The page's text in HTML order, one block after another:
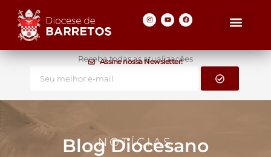
Assine nossa Newsletter!
Receba todas as atualizações
NOTÍCIAS
Blog Diocesano